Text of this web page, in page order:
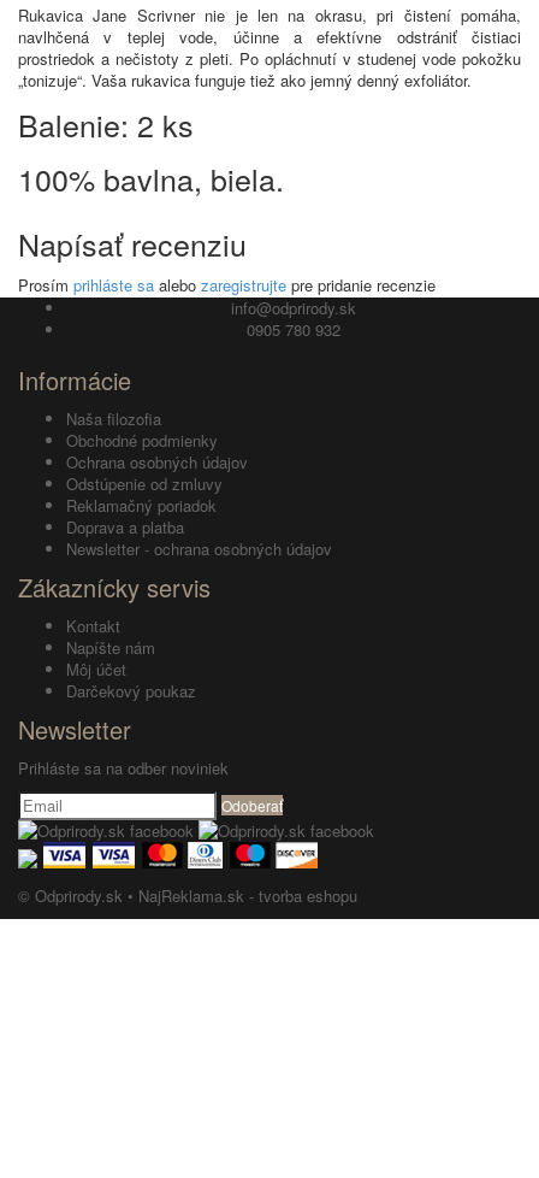
Rukavica Jane Scrivner nie je len na okrasu, pri čistení pomáha,
navlhčená v teplej vode, účinne a efektívne odstrániť čistiaci
prostriedok a nečistoty z pleti. Po opláchnutí v studenej vode pokožku
„tonizuje“. Vaša rukavica funguje tiež ako jemný denný exfoliátor.
Balenie: 2 ks
100% bavlna, biela.
Napísať recenziu
Prosím prihláste sa alebo zaregistrujte pre pridanie recenzie
info@odprirody.sk
0905 780 932
Informácie
Naša filozofia
Obchodné podmienky
Ochrana osobných údajov
Odstúpenie od zmluvy
Reklamačný poriadok
Doprava a platba
Newsletter - ochrana osobných údajov
Zákaznícky servis
Kontakt
Napíšte nám
Môj účet
Darčekový poukaz
Newsletter
Prihláste sa na odber noviniek
Odoberať
© Odprirody.sk • NajReklama.sk - tvorba eshopu